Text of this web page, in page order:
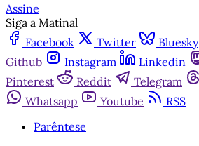
Assine
Siga a Matinal
Facebook
Twitter Bluesky
Github
Instagram Linkedin
Pinterest
Reddit Telegram
Whatsapp
Youtube
RSS
Parêntese